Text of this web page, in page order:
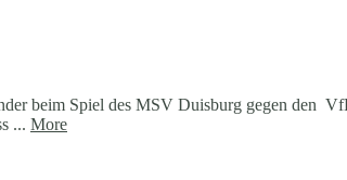
beim Spiel des MSV Duisburg gegen den
... More